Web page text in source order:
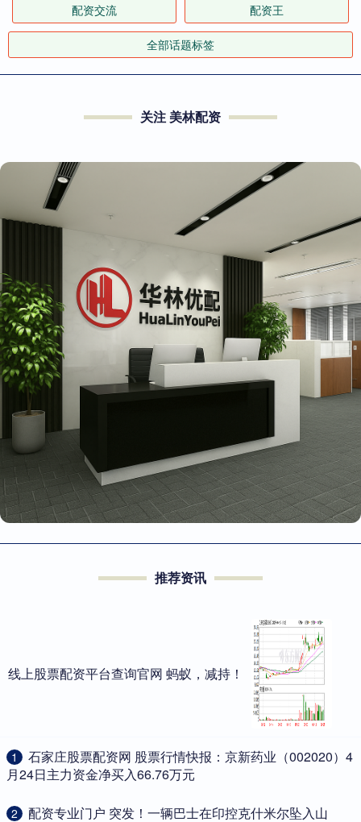
配资交流 配资王
全部话题标签
关注 美林配资
推荐资讯
线上股票配资平台查询官网 蚂蚁，减持！
1
​石家庄股票配资网 股票行情快报：京新药业（002020）4
月24日主力资金净买入66.76万元
2
​配资专业门户 突发！一辆巴士在印控克什米尔坠入山